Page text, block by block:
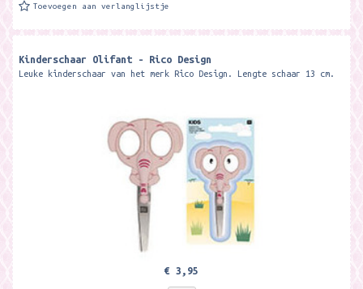
Toevoegen aan verlanglijstje
Kinderschaar Olifant - Rico Design
Leuke kinderschaar van het merk Rico Design. Lengte schaar 13 cm.
€ 3,95